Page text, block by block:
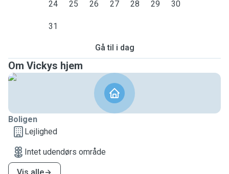
24 25 26 27 28 29 30
31
Gå til i dag
Om Vickys hjem
Boligen
Lejlighed
Intet udendørs område